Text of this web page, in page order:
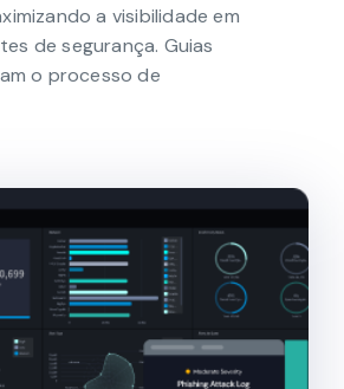
de segurança voltada
a visibilidade em
de segurança. Guias
o processo de